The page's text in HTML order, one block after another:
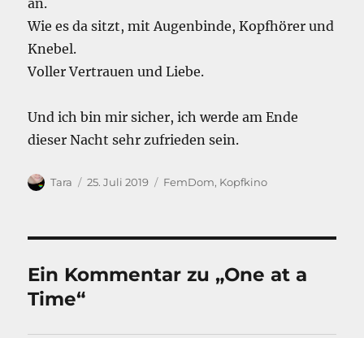
an.
Wie es da sitzt, mit Augenbinde, Kopfhörer und
Knebel.
Voller Vertrauen und Liebe.
Und ich bin mir sicher, ich werde am Ende
dieser Nacht sehr zufrieden sein.
Autor
Tara
Veröffentlicht
25. Juli 2019 Kategorien
FemDom, Kopfkino
Ein Kommentar zu „One at a
Time“